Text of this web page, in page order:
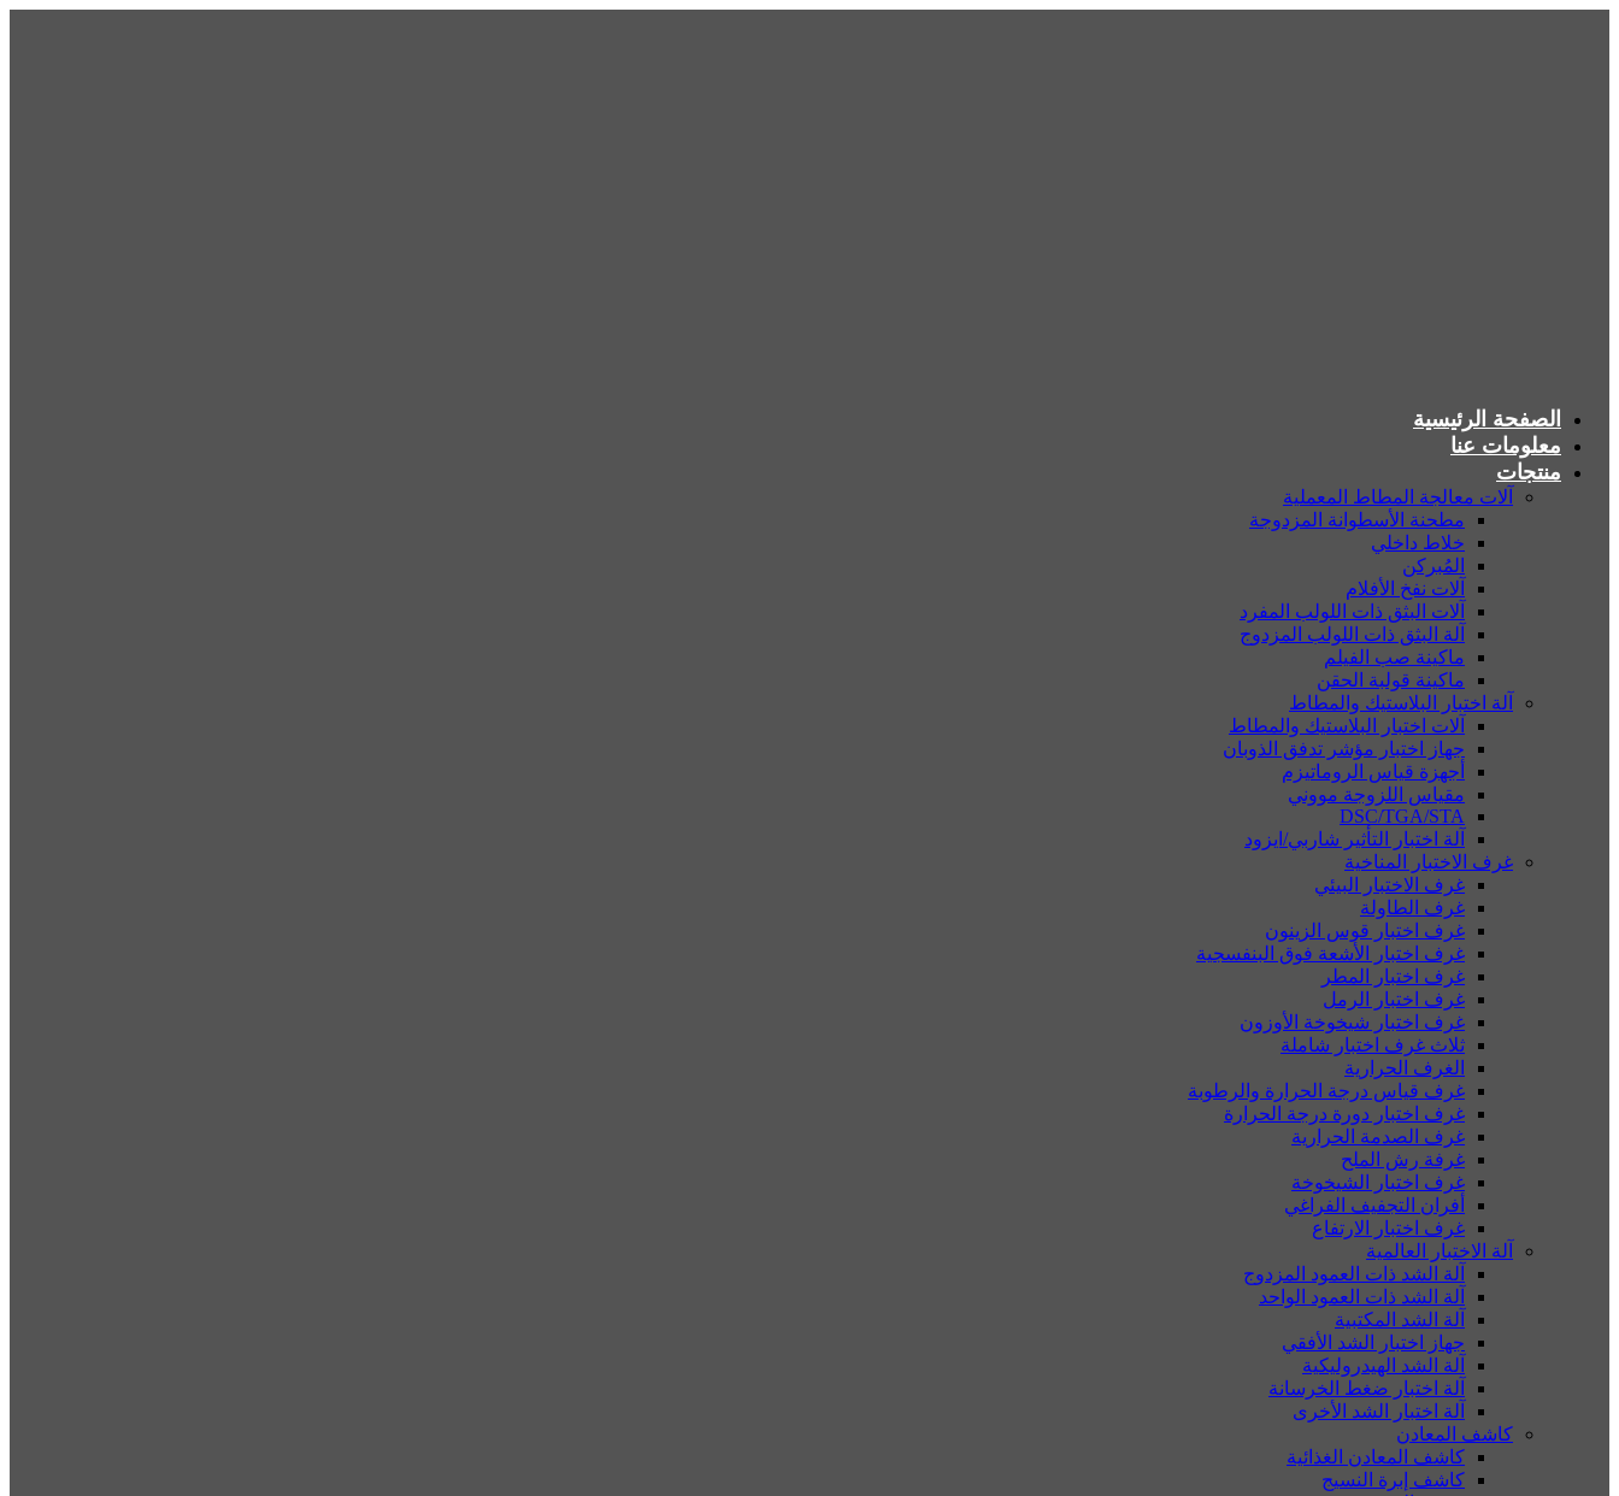
الصفحة الرئيسية
معلومات عنا
منتجات
آلات معالجة المطاط المعملية
مطحنة الأسطوانة المزدوجة
خلاط داخلي
المُبركن
آلات نفخ الأفلام
آلات البثق ذات اللولب المفرد
آلة البثق ذات اللولب المزدوج
ماكينة صب الفيلم
ماكينة قولبة الحقن
آلة اختبار البلاستيك والمطاط
آلات اختبار البلاستيك والمطاط
جهاز اختبار مؤشر تدفق الذوبان
أجهزة قياس الروماتيزم
مقياس اللزوجة مووني
DSC/TGA/STA
آلة اختبار التأثير شاربي/ايزود
غرف الاختبار المناخية
غرف الاختبار البيئي
غرف الطاولة
غرف اختبار قوس الزينون
غرف اختبار الأشعة فوق البنفسجية
غرف اختبار المطر
غرف اختبار الرمل
غرف اختبار شيخوخة الأوزون
ثلاث غرف اختبار شاملة
الغرف الحرارية
غرف قياس درجة الحرارة والرطوبة
غرف اختبار دورة درجة الحرارة
غرف الصدمة الحرارية
غرفة رش الملح
غرف اختبار الشيخوخة
أفران التجفيف الفراغي
غرف اختبار الارتفاع
آلة الاختبار العالمية
آلة الشد ذات العمود المزدوج
آلة الشد ذات العمود الواحد
آلة الشد المكتبية
جهاز اختبار الشد الأفقي
آلة الشد الهيدروليكية
آلة اختبار ضغط الخرسانة
آلة اختبار الشد الأخرى
كاشف المعادن
كاشف المعادن الغذائية
كاشف إبرة النسيج